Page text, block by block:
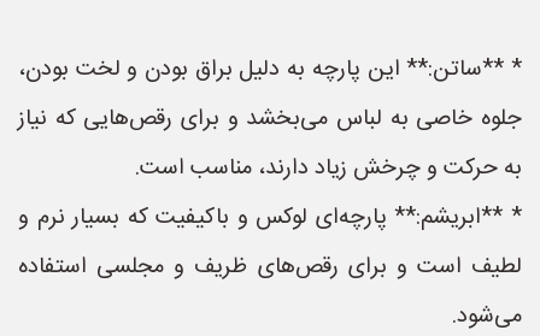
* **ساتن:** این پارچه به دلیل براق بودن و لخت بودن،
جلوه خاصی به لباس می‌بخشد و برای رقص‌هایی که نیاز
به حرکت و چرخش زیاد دارند، مناسب است.
* **ابریشم:** پارچه‌ای لوکس و باکیفیت که بسیار نرم و
لطیف است و برای رقص‌های ظریف و مجلسی استفاده
می‌شود.